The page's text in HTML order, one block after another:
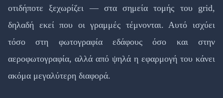
οτιδήποτε ξεχωρίζει — στα σημεία τομής του grid,
δηλαδή εκεί που οι γραμμές τέμνονται. Αυτό ισχύει
τόσο στη φωτογραφία εδάφους όσο και στην
αεροφωτογραφία, αλλά από ψηλά η εφαρμογή του κάνει
ακόμα μεγαλύτερη διαφορά.